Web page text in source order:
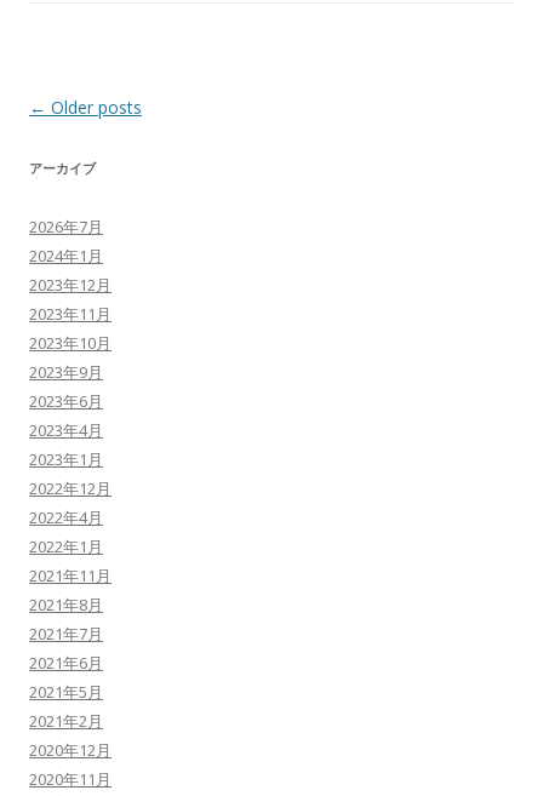
Post
← Older posts
アーカイブ
2026年7月
2024年1月
2023年12月
2023年11月
2023年10月
2023年9月
2023年6月
2023年4月
2023年1月
2022年12月
2022年4月
2022年1月
2021年11月
2021年8月
2021年7月
2021年6月
2021年5月
2021年2月
2020年12月
2020年11月